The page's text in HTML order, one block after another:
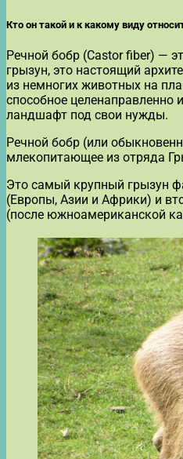
Кто он такой и к какому виду
Речной бобр (Castor fiber) —
грызун, это настоящий
из немногих животных на
способное
ландшафт под свои нужды.
Речной бобр (или
млекопитающее из отряда
Это самый крупный грызун
(Европы, Азии и Африки) и
(после южноамериканской